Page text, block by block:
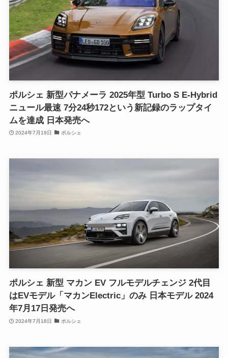
ポルシェ 新型パナメーラ 2025年型 Turbo S E-Hybrid
ニュール最速 7分24秒172という新記録のラップタイ
ムを達成 日本発売へ
2024年7月19日 ポルシェ
ポルシェ 新型 マカン EV フルモデルチェンジ 2代目
はEVモデル「マカンElectric」のみ 日本モデル 2024
年7月17日発売へ
2024年7月18日 ポルシェ